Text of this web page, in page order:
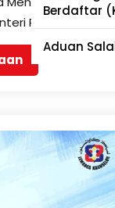
Berdaftar
Aduan
Pembangunan…